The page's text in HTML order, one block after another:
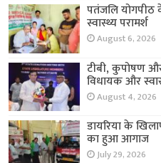
पतंजलि योगपीठ
स्वास्थ्य परामर्श
August 6, 2026
टीबी, कुपोषण
विधायक और
August 4, 2026
डायरिया के
का हुआ आगाज
July 29, 2026